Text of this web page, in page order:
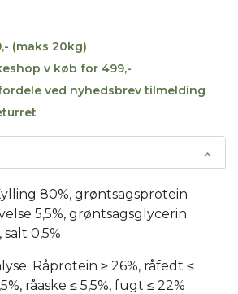
(maks 20kg)
v køb for 499,-
ved nyhedsbrev tilmelding
80%, grøntsagsprotein
5,5%, grøntsagsglycerin
salt 0,5%
Råprotein ≥ 26%, råfedt ≤
råaske ≤ 5,5%, fugt ≤ 22%